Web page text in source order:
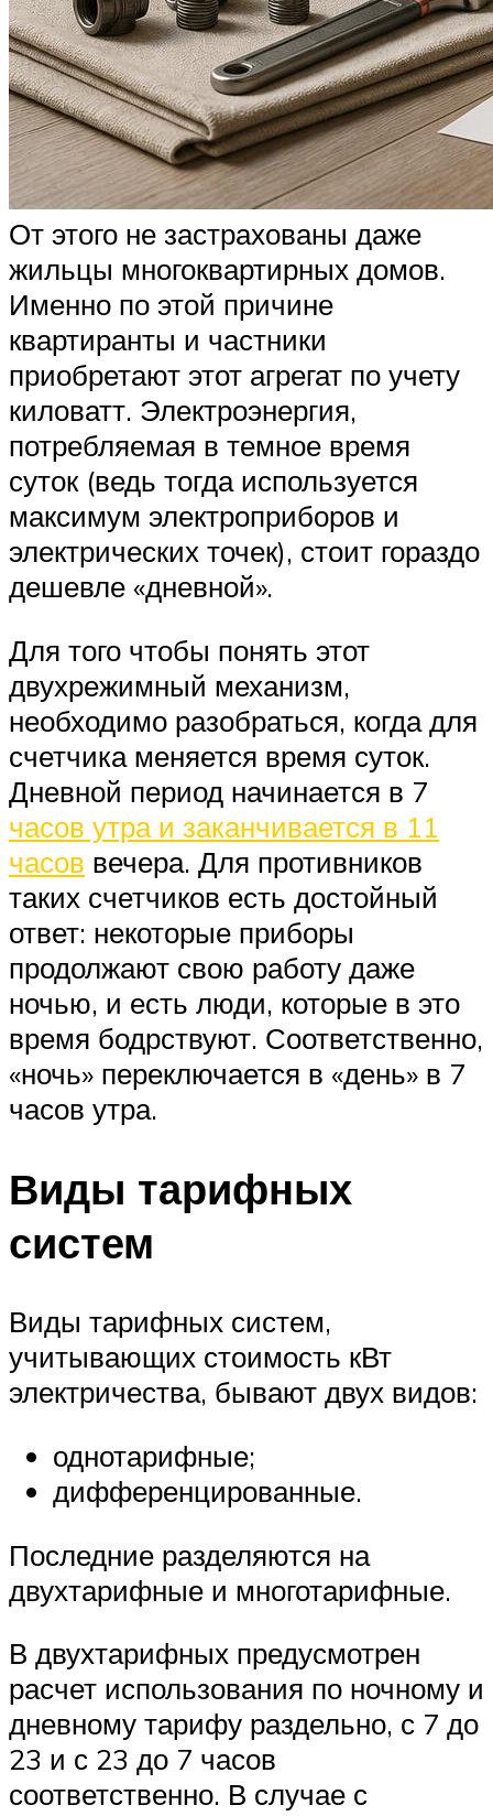
От этого не застрахованы даже
жильцы многоквартирных домов.
Именно по этой причине
квартиранты и частники
приобретают этот агрегат по учету
киловатт. Электроэнергия,
потребляемая в темное время
суток (ведь тогда используется
максимум электроприборов и
электрических точек), стоит гораздо
дешевле «дневной».
Для того чтобы понять этот
двухрежимный механизм,
необходимо разобраться, когда для
счетчика меняется время суток.
Дневной период начинается в 7
часов утра и заканчивается в 11
часов вечера. Для противников
таких счетчиков есть достойный
ответ: некоторые приборы
продолжают свою работу даже
ночью, и есть люди, которые в это
время бодрствуют. Соответственно,
«ночь» переключается в «день» в 7
часов утра.
Виды тарифных
систем
Виды тарифных систем,
учитывающих стоимость кВт
электричества, бывают двух видов:
однотарифные;
дифференцированные.
Последние разделяются на
двухтарифные и многотарифные.
В двухтарифных предусмотрен
расчет использования по ночному и
дневному тарифу раздельно, с 7 до
23 и с 23 до 7 часов
соответственно. В случае с